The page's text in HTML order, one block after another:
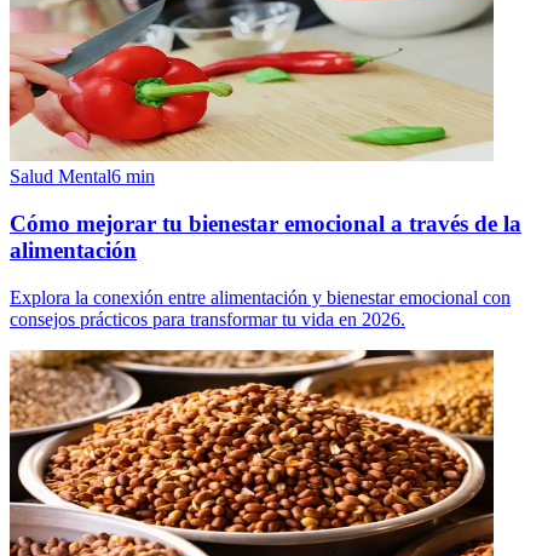
Salud Mental6 min
Cómo mejorar tu bienestar emocional a través de la
alimentación
Explora la conexión entre alimentación y bienestar emocional con
consejos prácticos para transformar tu vida en 2026.